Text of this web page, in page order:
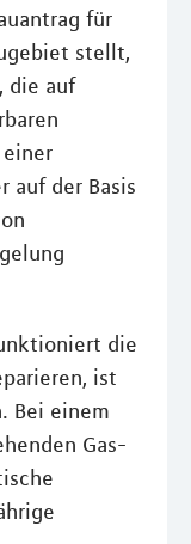
für
stellt,
die auf
auf der Basis
die
ist
Bei einem
Gas-